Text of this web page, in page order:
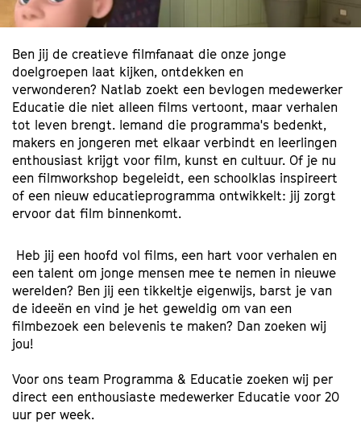
Ben jij de creatieve filmfanaat die onze jonge
doelgroepen laat kijken, ontdekken en
verwonderen? Natlab zoekt een bevlogen medewerker
Educatie die niet alleen films vertoont, maar verhalen
tot leven brengt. Iemand die programma's bedenkt,
makers en jongeren met elkaar verbindt en leerlingen
enthousiast krijgt voor film, kunst en cultuur. Of je nu
een filmworkshop begeleidt, een schoolklas inspireert
of een nieuw educatieprogramma ontwikkelt: jij zorgt
ervoor dat film binnenkomt.
Heb jij een hoofd vol films, een hart voor verhalen en
een talent om jonge mensen mee te nemen in nieuwe
werelden? Ben jij een tikkeltje eigenwijs, barst je van
de ideeën en vind je het geweldig om van een
filmbezoek een belevenis te maken? Dan zoeken wij
jou!
Voor ons team Programma & Educatie zoeken wij per
direct een enthousiaste medewerker Educatie voor 20
uur per week.